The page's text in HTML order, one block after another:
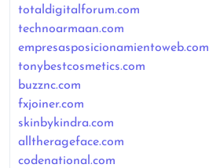
totaldigitalforum.com
technoarmaan.com
empresasposicionamientoweb.com
tonybestcosmetics.com
buzznc.com
fxjoiner.com
skinbykindra.com
alltherageface.com
codenational.com